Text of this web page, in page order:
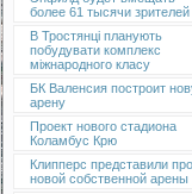
более 61 тысячи зрителей
В Тростянці планують
побудувати комплекс
міжнародного класу
БК Валенсия построит
арену
Проект нового стадиона
Коламбус Крю
Клипперс представили
новой собственной арены